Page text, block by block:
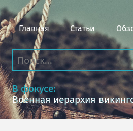
Главная Статьи
В фокусе:
Военная иерархия